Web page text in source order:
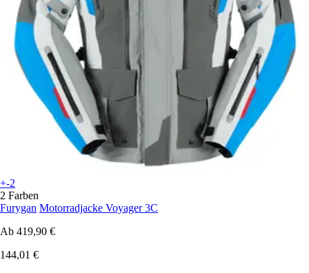
+-2
2 Farben
Furygan Motorradjacke Voyager 3C
Ab 419,90 €
144,01 €